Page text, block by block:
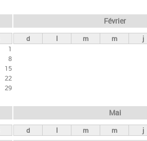
1
8
15
22
29
Février
d l m m j
Mai
d l m m j